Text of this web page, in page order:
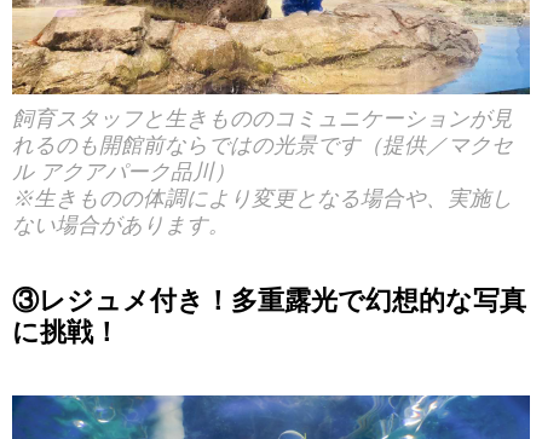
飼育スタッフと生きもののコミュニケーションが見
れるのも開館前ならではの光景です（提供／マクセ
ル アクアパーク品川）
※生きものの体調により変更となる場合や、実施し
ない場合があります。
③レジュメ付き！多重露光で幻想的な写真
に挑戦！